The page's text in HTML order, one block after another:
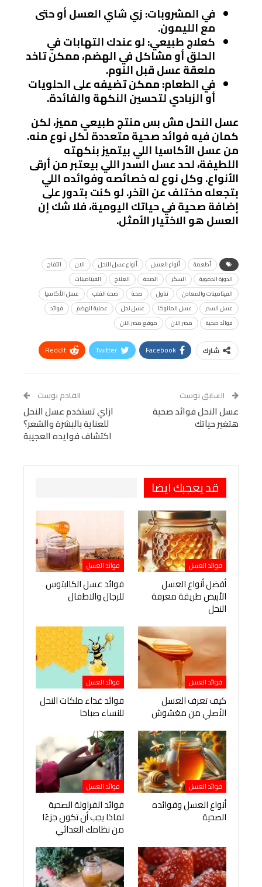
في المشروبات: زي شاي العسل أو حتى
مع الليمون.
كعلاج طبيعي: لو عندك التهابات في
الحلق أو مشاكل في الهضم، ممكن تاخد
ملعقة عسل قبل النوم.
في الطعام: ممكن تضيفه على الحلويات
أو الزبادي لتحسين النكهة والفائدة.
عسل النحل مش بس منتج طبيعي مميز، لكن
كمان فيه فوائد صحية متعددة لكل نوع منه.
من عسل الأكاسيا اللي بيتميز بنكهته
اللطيفة، لحد عسل السدر اللي بيعتبر من أرقى
الأنواع. وكل نوع له خصائصه وفوائده اللي
بتجعله مختلف عن الآخر. لو كنت بتدور على
إضافة صحية في حياتك اليومية، فلا شك إن
العسل هو الاختيار الأمثل.
أطعمة أنواع العسل أنواع عسل النحل الان
التفاح
الدورة الدموية
السكر الصحة العلاج
الفيتامينات
الفيتامينات والمعادن
تناول صحة صحة القلب
عسل الأكاسيا
عسل السدر
عسل المانوكا عسل نحل عملية الهضم
فوائد
فوائد صحية
مصر الان موقع مصر الان
شارك Facebook
Twitter
ReddIt
Tumblr
البريد الإلكتروني
StumbleUpon
VK
Digg
BlackBerry
Viber
السابق بوست
عسل النحل فوائد صحية
هتغير حياتك
القادم بوست
ازاي تستخدم عسل النحل
للعناية بالبشرة والشعر؟
اكتشاف فوايده العجيبة
قد يعجبك ايضا
فوائد العسل
أفضل أنواع العسل
الأبيض طريقة معرفة
النحل
فوائد العسل
فوائد عسل الكالبتوس
للرجال والاطفال
فوائد العسل
كيف تعرف العسل
الأصلي من مغشوش
فوائد العسل
فوائد غذاء ملكات النحل
للنساء صباحا
فوائد العسل
أنواع العسل وفوائده
الصحية
فوائد العسل
فوائد الفراولة الصحية
لماذا يجب أن تكون جزءًا
من نظامك الغذائي